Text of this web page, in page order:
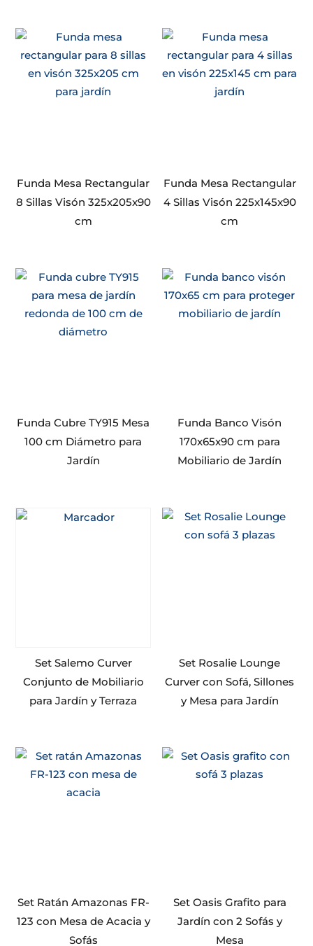
Funda Mesa Rectangular
8 Sillas Visón 325x205x90
cm
Funda Mesa Rectangular
4 Sillas Visón 225x145x90
cm
Funda Cubre TY915 Mesa
100 cm Diámetro para
Jardín
Funda Banco Visón
170x65x90 cm para
Mobiliario de Jardín
Set Salemo Curver
Conjunto de Mobiliario
para Jardín y Terraza
Set Rosalie Lounge
Curver con Sofá, Sillones
y Mesa para Jardín
Set Ratán Amazonas FR-
123 con Mesa de Acacia y
Sofás
Set Oasis Grafito para
Jardín con 2 Sofás y
Mesa